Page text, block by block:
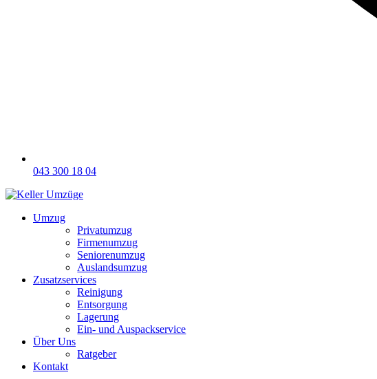
043 300 18 04
Umzug
Privatumzug
Firmenumzug
Seniorenumzug
Auslandsumzug
Zusatzservices
Reinigung
Entsorgung
Lagerung
Ein- und Auspackservice
Über Uns
Ratgeber
Kontakt